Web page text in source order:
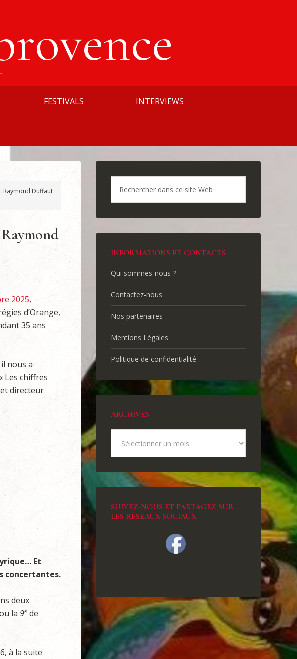
FESTIVALS INTERVIEWS
Raymond Duffaut
2025,
d’Orange,
35 ans
nous a
Les chiffres
directeur
Et
concertantes.
deux
la 9e de
à la suite
INFORMATIONS ET CONTACTS
Qui sommes-nous ?
Contactez-nous
Nos partenaires
Mentions Légales
Politique de confidentialité
ARCHIVES
SUIVEZ-NOUS ET PARTAGEZ SUR
LES RÉSEAUX SOCIAUX